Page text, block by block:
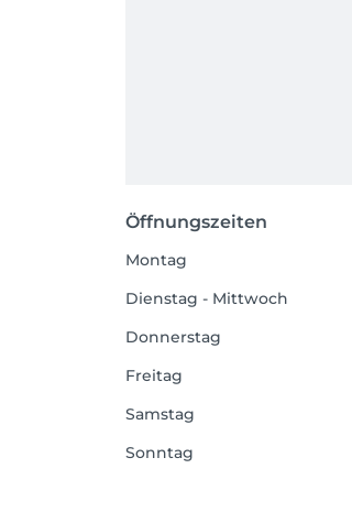
Öffnungszeiten
Montag
Dienstag - Mittwoch
Donnerstag
Freitag
Samstag
Sonntag